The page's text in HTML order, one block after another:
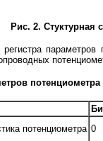
Рис. 2. Стуктурная
параметров
потенциометра
потенциометра 0